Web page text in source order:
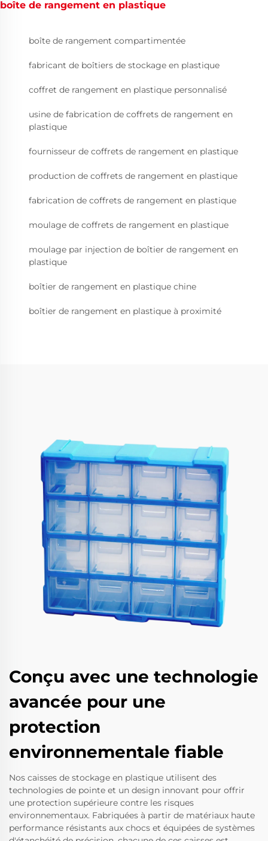
boîte de rangement en plastique
boîte de rangement compartimentée
fabricant de boîtiers de stockage en plastique
coffret de rangement en plastique personnalisé
usine de fabrication de coffrets de rangement en
plastique
fournisseur de coffrets de rangement en plastique
production de coffrets de rangement en plastique
fabrication de coffrets de rangement en plastique
moulage de coffrets de rangement en plastique
moulage par injection de boîtier de rangement en
plastique
boîtier de rangement en plastique chine
boîtier de rangement en plastique à proximité
Conçu avec une technologie
avancée pour une
protection
environnementale fiable
Nos caisses de stockage en plastique utilisent des
technologies de pointe et un design innovant pour offrir
une protection supérieure contre les risques
environnementaux. Fabriquées à partir de matériaux haute
performance résistants aux chocs et équipées de systèmes